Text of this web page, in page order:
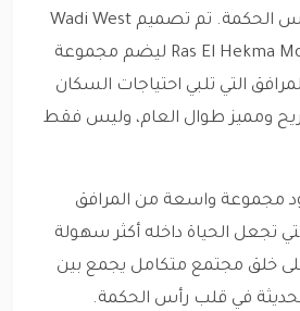
الرفاهية داخل مدن رأس الحكمة. تم تصميم Wadi West
Ras El Hekma Modon Developments ليضم مجموعة
التي تلبي احتياجات السكان
ومميز طوال العام، وليس فقط
مجموعة واسعة من المرافق
تجعل الحياة داخله أكثر سهولة
على خلق مجتمع متكامل يجمع بين
في قلب رأس الحكمة.